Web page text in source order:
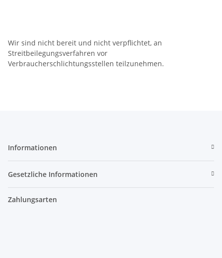
Wir sind nicht bereit und nicht verpflichtet, an
Streitbeilegungsverfahren vor
Verbraucherschlichtungsstellen teilzunehmen.
Informationen
Gesetzliche Informationen
Zahlungsarten